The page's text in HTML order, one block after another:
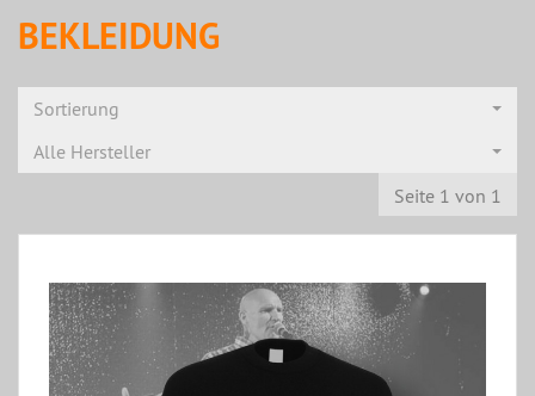
BEKLEIDUNG
Sortierung
Alle Hersteller
Seite 1 von 1